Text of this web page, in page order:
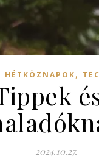
HÉTKÖZNAPOK,
2024.10.27.